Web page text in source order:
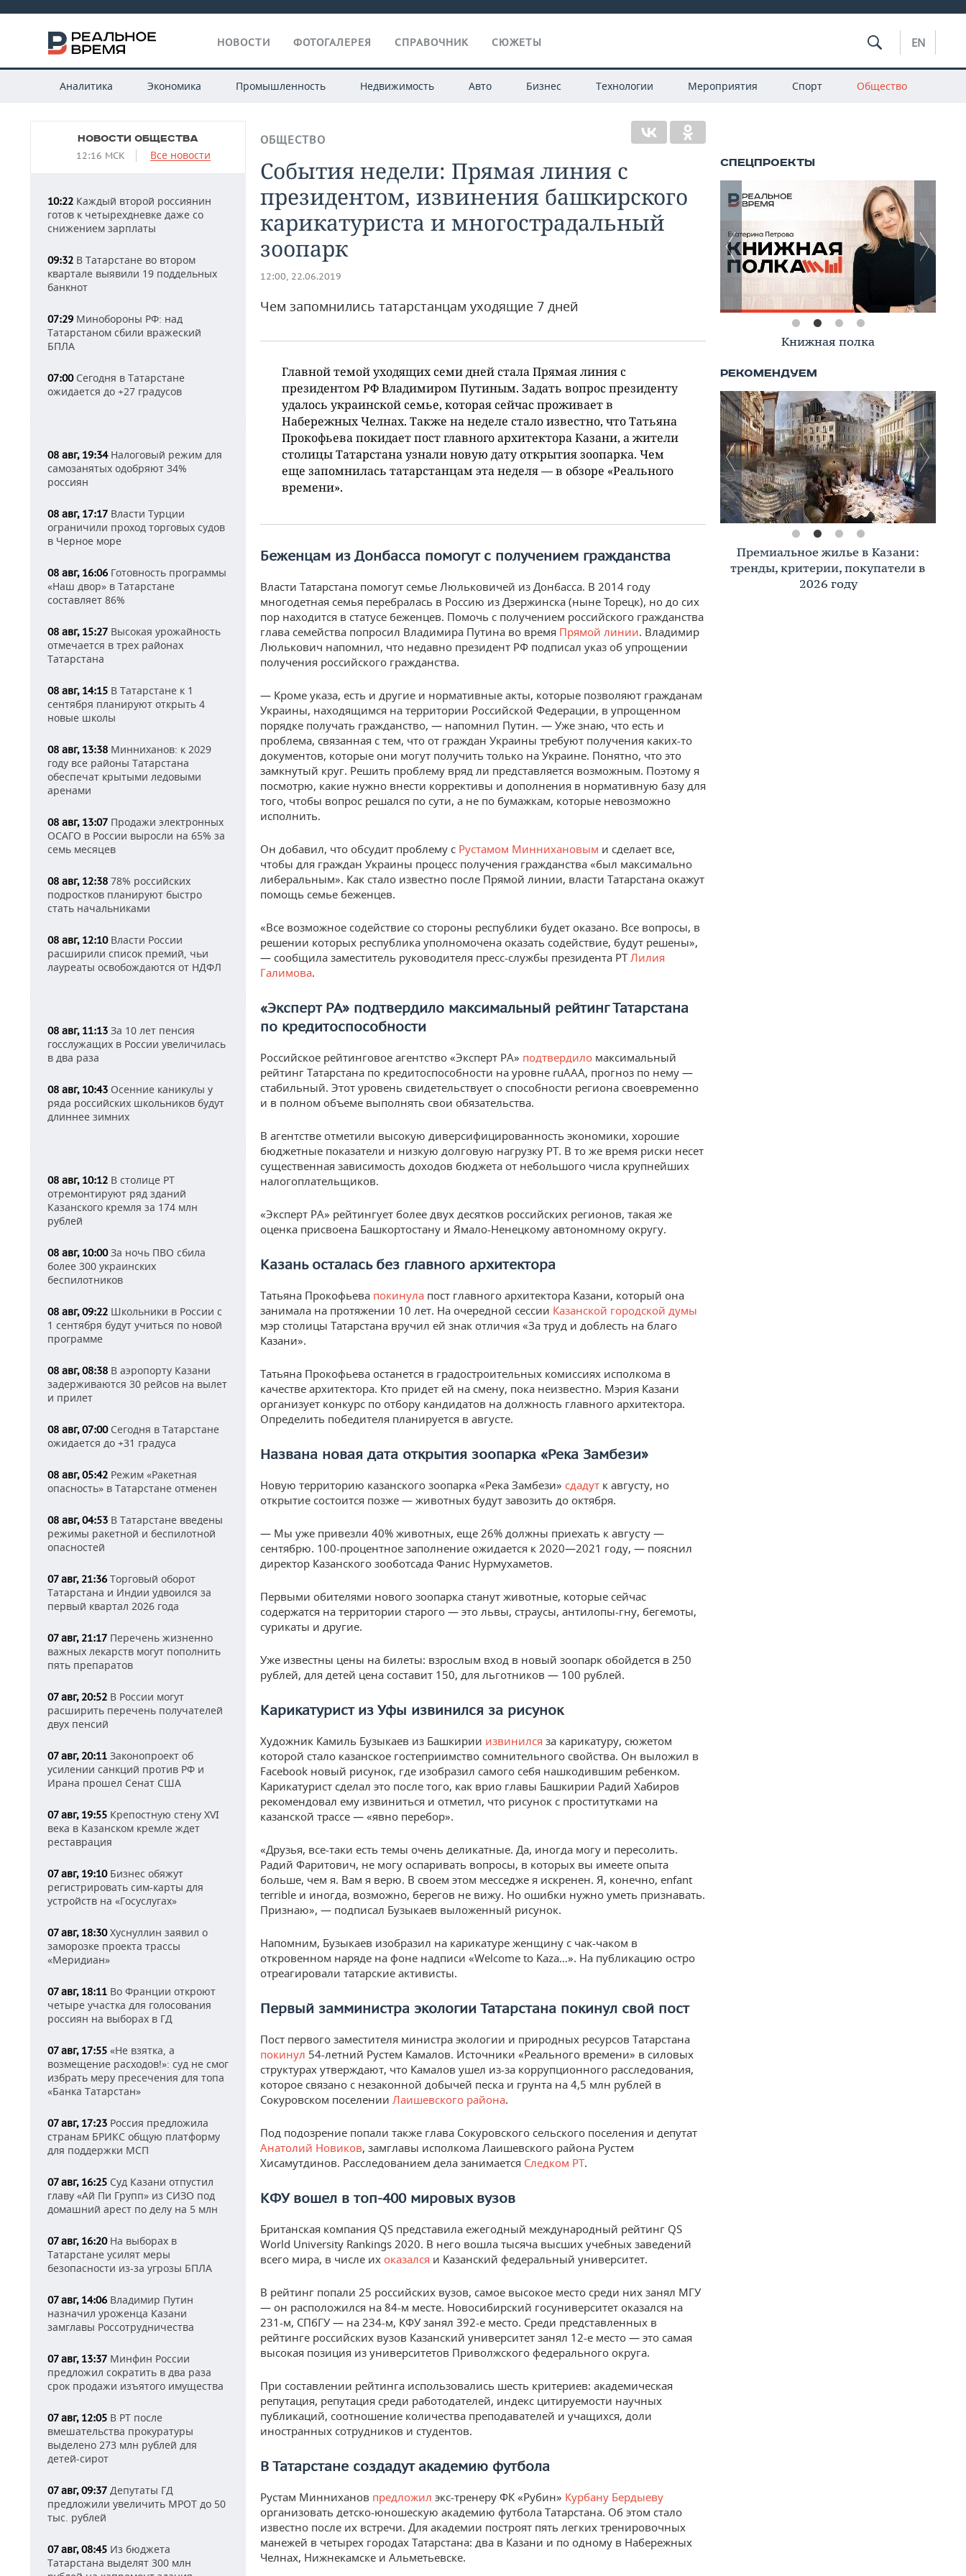
НОВОСТИ ФОТОГАЛЕРЕЯ СПРАВОЧНИК СЮЖЕТЫ EN
Аналитика Экономика Промышленность Недвижимость Авто Бизнес Технологии Мероприятия Спорт Общество
НОВОСТИ ОБЩЕСТВА
12:16 МСК Все новости
10:22 Каждый второй россиянин
готов к четырехдневке даже со
снижением зарплаты
09:32 В Татарстане во втором
квартале выявили 19 поддельных
банкнот
07:29 Минобороны РФ: над
Татарстаном сбили вражеский
БПЛА
07:00Сегодня в Татарстане
ожидается до +27 градусов
08 авг, 19:34Налоговый режим для
самозанятых одобряют 34%
россиян
08 авг, 17:17 Власти Турции
ограничили проход торговых судов
в Черное море
08 авг, 16:06 Готовность программы
«Наш двор» в Татарстане
составляет 86%
08 авг, 15:27 Высокая урожайность
отмечается в трех районах
Татарстана
08 авг, 14:15 В Татарстане к 1
сентября планируют открыть 4
новые школы
08 авг, 13:38 Минниханов: к 2029
году все районы Татарстана
обеспечат крытыми ледовыми
аренами
08 авг, 13:07 Продажи электронных
ОСАГО в России выросли на 65% за
семь месяцев
08 авг, 12:38 78% российских
подростков планируют быстро
стать начальниками
08 авг, 12:10Власти России
расширили список премий, чьи
лауреаты освобождаются от НДФЛ
08 авг, 11:13 За 10 лет пенсия
госслужащих в России увеличилась
в два раза
08 авг, 10:43 Осенние каникулы у
ряда российских школьников будут
длиннее зимних
08 авг, 10:12 В столице РТ
отремонтируют ряд зданий
Казанского кремля за 174 млн
рублей
08 авг, 10:00За ночь ПВО сбила
более 300 украинских
беспилотников
08 авг, 09:22 Школьники в России с
1 сентября будут учиться по новой
программе
08 авг, 08:38 В аэропорту Казани
задерживаются 30 рейсов на вылет
и прилет
08 авг, 07:00Сегодня в Татарстане
ожидается до +31 градуса
08 авг, 05:42 Режим «Ракетная
опасность» в Татарстане отменен
08 авг, 04:53 В Татарстане введены
режимы ракетной и беспилотной
опасностей
07 авг, 21:36 Торговый оборот
Татарстана и Индии удвоился за
первый квартал 2026 года
07 авг, 21:17 Перечень жизненно
важных лекарств могут пополнить
пять препаратов
07 авг, 20:52 В России могут
расширить перечень получателей
двух пенсий
07 авг, 20:11 Законопроект об
усилении санкций против РФ и
Ирана прошел Сенат США
07 авг, 19:55 Крепостную стену XVI
века в Казанском кремле ждет
реставрация
07 авг, 19:10Бизнес обяжут
регистрировать сим-карты для
устройств на «Госуслугах»
07 авг, 18:30Хуснуллин заявил о
заморозке проекта трассы
«Меридиан»
07 авг, 18:11 Во Франции откроют
четыре участка для голосования
россиян на выборах в ГД
07 авг, 17:55 «Не взятка, а
возмещение расходов!»: суд не смог
избрать меру пресечения для топа
«Банка Татарстан»
07 авг, 17:23 Россия предложила
странам БРИКС общую платформу
для поддержки МСП
07 авг, 16:25 Суд Казани отпустил
главу «Ай Пи Групп» из СИЗО под
домашний арест по делу на 5 млн
07 авг, 16:20На выборах в
Татарстане усилят меры
безопасности из-за угрозы БПЛА
07 авг, 14:06 Владимир Путин
назначил уроженца Казани
замглавы Россотрудничества
07 авг, 13:37 Минфин России
предложил сократить в два раза
срок продажи изъятого имущества
07 авг, 12:05 В РТ после
вмешательства прокуратуры
выделено 273 млн рублей для
детей-сирот
07 авг, 09:37 Депутаты ГД
предложили увеличить МРОТ до 50
тыс. рублей
07 авг, 08:45 Из бюджета
Татарстана выделят 300 млн
ОБЩЕСТВО
События недели: Прямая линия с
президентом, извинения башкирского
карикатуриста и многострадальный
зоопарк
12:00, 22.06.2019
Чем запомнились татарстанцам уходящие 7 дней
Главной темой уходящих семи дней стала Прямая линия с
президентом РФ Владимиром Путиным. Задать вопрос президенту
удалось украинской семье, которая сейчас проживает в
Набережных Челнах. Также на неделе стало известно, что Татьяна
Прокофьева покидает пост главного архитектора Казани, а жители
столицы Татарстана узнали новую дату открытия зоопарка. Чем
еще запомнилась татарстанцам эта неделя — в обзоре «Реального
времени».
Беженцам из Донбасса помогут с получением гражданства
Власти Татарстана помогут семье Люльковичей из Донбасса. В 2014 году
многодетная семья перебралась в Россию из Дзержинска (ныне Торецк), но до сих
пор находится в статусе беженцев. Помочь с получением российского гражданства
глава семейства попросил Владимира Путина во время Прямой линии. Владимир
Люлькович напомнил, что недавно президент РФ подписал указ об упрощении
получения российского гражданства.
— Кроме указа, есть и другие и нормативные акты, которые позволяют гражданам
Украины, находящимся на территории Российской Федерации, в упрощенном
порядке получать гражданство, — напомнил Путин. — Уже знаю, что есть и
проблема, связанная с тем, что от граждан Украины требуют получения каких-то
документов, которые они могут получить только на Украине. Понятно, что это
замкнутый круг. Решить проблему вряд ли представляется возможным. Поэтому я
посмотрю, какие нужно внести коррективы и дополнения в нормативную базу для
того, чтобы вопрос решался по сути, а не по бумажкам, которые невозможно
исполнить.
Он добавил, что обсудит проблему с Рустамом Миннихановым и сделает все,
чтобы для граждан Украины процесс получения гражданства «был максимально
либеральным». Как стало известно после Прямой линии, власти Татарстана окажут
помощь семье беженцев.
«Все возможное содействие со стороны республики будет оказано. Все вопросы, в
решении которых республика уполномочена оказать содействие, будут решены»,
— сообщила заместитель руководителя пресс-службы президента РТЛилия
Галимова.
«Эксперт РА» подтвердило максимальный рейтинг Татарстана
по кредитоспособности
Российское рейтинговое агентство «Эксперт РА» подтвердило максимальный
рейтинг Татарстана по кредитоспособности на уровне ruAAA, прогноз по нему —
стабильный. Этот уровень свидетельствует о способности региона своевременно
и в полном объеме выполнять свои обязательства.
В агентстве отметили высокую диверсифицированность экономики, хорошие
бюджетные показатели и низкую долговую нагрузку РТ. В то же время риски несет
существенная зависимость доходов бюджета от небольшого числа крупнейших
налогоплательщиков.
«Эксперт РА» рейтингует более двух десятков российских регионов, такая же
оценка присвоена Башкортостану и Ямало-Ненецкому автономному округу.
Казань осталась без главного архитектора
Татьяна Прокофьева покинула пост главного архитектора Казани, который она
занимала на протяжении 10 лет. На очередной сессии Казанской городской думы
мэр столицы Татарстана вручил ей знак отличия «За труд и доблесть на благо
Казани».
Татьяна Прокофьева останется в градостроительных комиссиях исполкома в
качестве архитектора. Кто придет ей на смену, пока неизвестно. Мэрия Казани
организует конкурс по отбору кандидатов на должность главного архитектора.
Определить победителя планируется в августе.
Названа новая дата открытия зоопарка «Река Замбези»
Новую территорию казанского зоопарка «Река Замбези» сдадут к августу, но
открытие состоится позже — животных будут завозить до октября.
— Мы уже привезли 40% животных, еще 26% должны приехать к августу —
сентябрю. 100-процентное заполнение ожидается к 2020—2021 году, — пояснил
директор Казанского зооботсада Фанис Нурмухаметов.
Первыми обителями нового зоопарка станут животные, которые сейчас
содержатся на территории старого — это львы, страусы, антилопы-гну, бегемоты,
сурикаты и другие.
Уже известны цены на билеты: взрослым вход в новый зоопарк обойдется в 250
рублей, для детей цена составит 150, для льготников — 100 рублей.
Карикатурист из Уфы извинился за рисунок
Художник Камиль Бузыкаев из Башкирии извинился за карикатуру, сюжетом
которой стало казанское гостеприимство сомнительного свойства. Он выложил в
Facebook новый рисунок, где изобразил самого себя нашкодившим ребенком.
Карикатурист сделал это после того, как врио главы Башкирии Радий Хабиров
рекомендовал ему извиниться и отметил, что рисунок с проститутками на
казанской трассе — «явно перебор».
«Друзья, все-таки есть темы очень деликатные. Да, иногда могу и пересолить.
Радий Фаритович, не могу оспаривать вопросы, в которых вы имеете опыта
больше, чем я. Вам я верю. В своем этом месседже я искренен. Я, конечно, enfant
terrible и иногда, возможно, берегов не вижу. Но ошибки нужно уметь признавать.
Признаю», — подписал Бузыкаев выложенный рисунок.
Напомним, Бузыкаев изобразил на карикатуре женщину с чак-чаком в
откровенном наряде на фоне надписи «Welcome to Kaza…». На публикацию остро
отреагировали татарские активисты.
Первый замминистра экологии Татарстана покинул свой пост
Пост первого заместителя министра экологии и природных ресурсов Татарстана
покинул 54-летний Рустем Камалов. Источники «Реального времени» в силовых
структурах утверждают, что Камалов ушел из-за коррупционного расследования,
которое связано с незаконной добычей песка и грунта на 4,5 млн рублей в
Сокуровском поселении Лаишевского района.
Под подозрение попали также глава Сокуровского сельского поселения и депутат
Анатолий Новиков, замглавы исполкома Лаишевского района Рустем
Хисамутдинов. Расследованием дела занимается Следком РТ.
КФУ вошел в топ-400 мировых вузов
Британская компания QS представила ежегодный международный рейтинг QS
World University Rankings 2020. В него вошла тысяча высших учебных заведений
всего мира, в числе их оказался и Казанский федеральный университет.
В рейтинг попали 25 российских вузов, самое высокое место среди них занял МГУ
— он расположился на 84-м месте. Новосибирский госуниверситет оказался на
231-м, СПбГУ — на 234-м, КФУ занял 392-е место. Среди представленных в
рейтинге российских вузов Казанский университет занял 12-е место — это самая
высокая позиция из университетов Приволжского федерального округа.
При составлении рейтинга использовались шесть критериев: академическая
репутация, репутация среди работодателей, индекс цитируемости научных
публикаций, соотношение количества преподавателей и учащихся, доли
иностранных сотрудников и студентов.
В Татарстане создадут академию футбола
Рустам Минниханов предложил экс-тренеру ФК «Рубин» Курбану Бердыеву
организовать детско-юношескую академию футбола Татарстана. Об этом стало
известно после их встречи. Для академии построят пять легких тренировочных
манежей в четырех городах Татарстана: два в Казани и по одному в Набережных
Челнах, Нижнекамске и Альметьевске.
Книжная полка
Премиальное жилье в Казани:
тренды, критерии, покупатели в
2026 году